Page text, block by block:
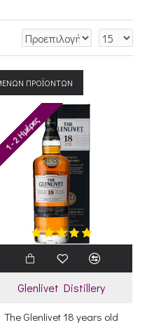
ΠΡΟΪΟΝΤΩΝ
1 - 2 Ημέρες
Glenlivet Distillery
The Glenlivet 18 years old